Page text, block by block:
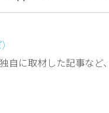
自に取材した記事など